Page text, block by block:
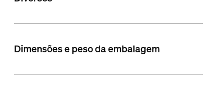
Dimensões e peso da embalagem